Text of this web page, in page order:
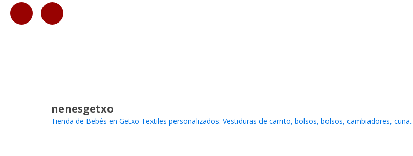
nenesgetxo
Tienda de Bebés en Getxo Textiles personalizados: Vestiduras de carrito, bolsos, bolsos, cambiadores, cuna..